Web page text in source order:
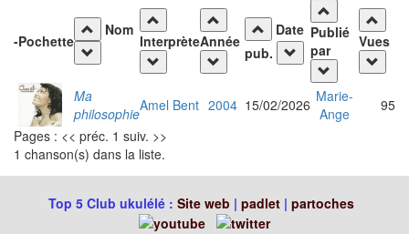
-Pochette
Nom
InterprèteAnnée
Date
pub.
Publié
par
Vues
Ma
philosophieAmel Bent 2004 15/02/2026 Marie-
Ange
95
Pages : << préc. 1 suiv. >>
1 chanson(s) dans la liste.
Top 5 Club ukulélé : Site web | padlet | partoches